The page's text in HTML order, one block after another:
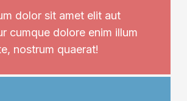
dolor sit amet elit aut
cumque dolore enim illum
nostrum quaerat!